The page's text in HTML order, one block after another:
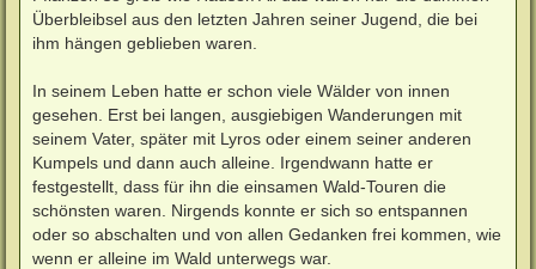
Überbleibsel aus den letzten Jahren seiner Jugend, die bei
ihm hängen geblieben waren.
In seinem Leben hatte er schon viele Wälder von innen
gesehen. Erst bei langen, ausgiebigen Wanderungen mit
seinem Vater, später mit Lyros oder einem seiner anderen
Kumpels und dann auch alleine. Irgendwann hatte er
festgestellt, dass für ihn die einsamen Wald-Touren die
schönsten waren. Nirgends konnte er sich so entspannen
oder so abschalten und von allen Gedanken frei kommen, wie
wenn er alleine im Wald unterwegs war.